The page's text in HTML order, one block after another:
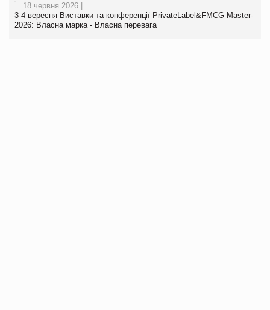
18 червня 2026 |
3-4 вересня Виставки та конференції PrivateLabel&FMCG Master-
2026: Власна марка - Власна перевага